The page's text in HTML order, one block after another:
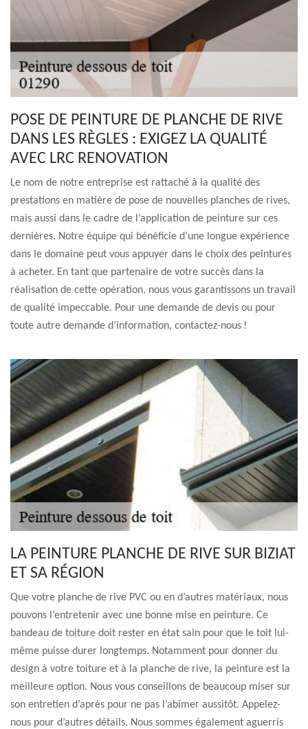
POSE DE PEINTURE DE PLANCHE DE RIVE
DANS LES RÈGLES : EXIGEZ LA QUALITÉ
AVEC LRC RENOVATION
Le nom de notre entreprise est rattaché à la qualité des
prestations en matière de pose de nouvelles planches de rives,
mais aussi dans le cadre de l’application de peinture sur ces
dernières. Notre équipe qui bénéficie d’une longue expérience
dans le domaine peut vous appuyer dans le choix des peintures
à acheter. En tant que partenaire de votre succès dans la
réalisation de cette opération, nous vous garantissons un travail
de qualité impeccable. Pour une demande de devis ou pour
toute autre demande d’information, contactez-nous !
LA PEINTURE PLANCHE DE RIVE SUR BIZIAT
ET SA RÉGION
Que votre planche de rive PVC ou en d’autres matériaux, nous
pouvons l’entretenir avec une bonne mise en peinture. Ce
bandeau de toiture doit rester en état sain pour que le toit lui-
même puisse durer longtemps. Notamment pour donner du
design à votre toiture et à la planche de rive, la peinture est la
meilleure option. Nous vous conseillons de beaucoup miser sur
son entretien d’après pour ne pas l’abîmer aussitôt. Appelez-
nous pour d’autres détails. Nous sommes également aguerris